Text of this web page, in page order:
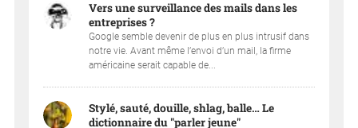
Vers une surveillance des mails dans les
entreprises ?
Google semble devenir de plus en plus intrusif dans
notre vie. Avant même l’envoi d’un mail, la firme
américaine serait capable de...
Stylé, sauté, douille, shlag, balle… Le
dictionnaire du "parler jeune"